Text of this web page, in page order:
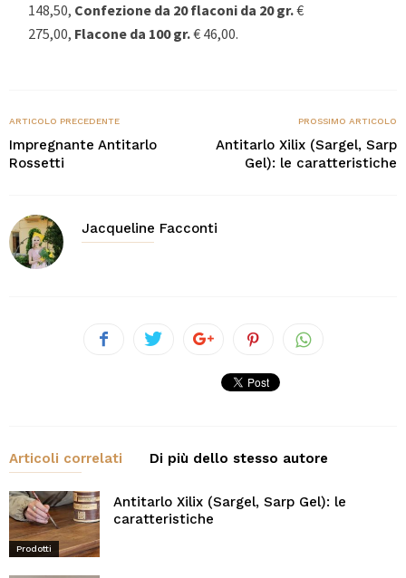
148,50, Confezione da 20 flaconi da 20 gr.€
275,00, Flacone da 100 gr.€ 46,00.
ARTICOLO PRECEDENTE
Impregnante Antitarlo
Rossetti
PROSSIMO ARTICOLO
Antitarlo Xilix (Sargel, Sarp
Gel): le caratteristiche
Jacqueline Facconti
Articoli correlati Di più dello stesso autore
Prodotti
Antitarlo Xilix (Sargel, Sarp Gel): le
caratteristiche